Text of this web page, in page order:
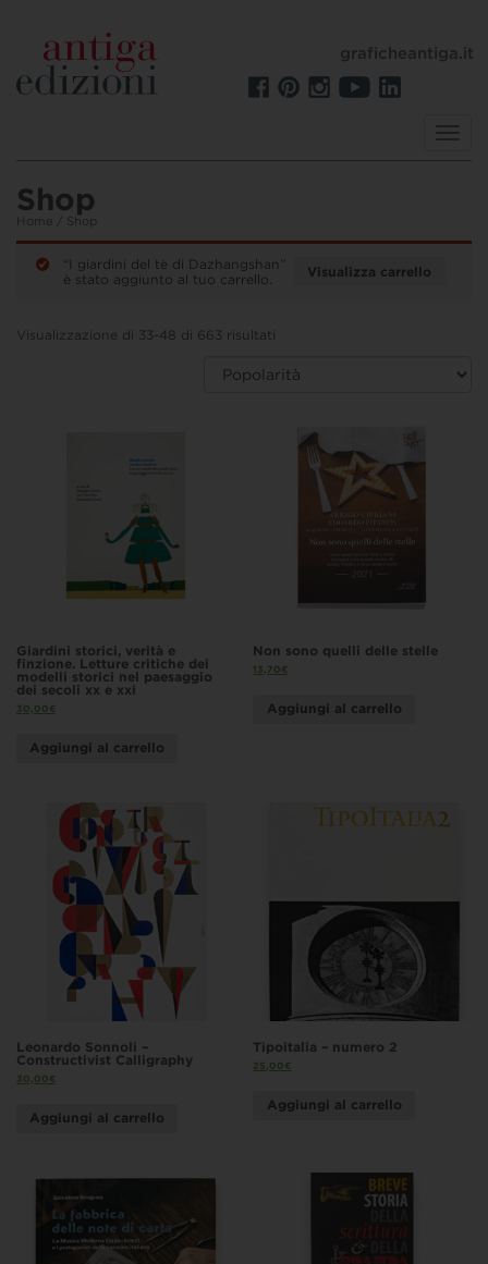
graficheantiga.it
Shop
Home / Shop
Visualizza carrello
“I giardini del tè di Dazhangshan”
è stato aggiunto al tuo carrello.
Visualizzazione di 33-48 di 663 risultati
Giardini storici, verità e
finzione. Letture critiche dei
modelli storici nel paesaggio
dei secoli xx e xxi
30,00€
Aggiungi al carrello
Non sono quelli delle stelle
13,70€
Aggiungi al carrello
Leonardo Sonnoli –
Constructivist Calligraphy
30,00€
Aggiungi al carrello
Tipoitalia – numero 2
25,00€
Aggiungi al carrello